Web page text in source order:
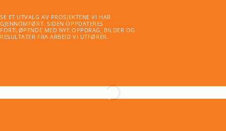
SE ET UTVALG AV PROSJEKTENE VI HAR
GJENNOMFØRT. SIDEN OPPDATERES
FORTLØPENDE MED NYE OPPDRAG, BILDER OG
RESULTATER FRA ARBEID VI UTFØRER.